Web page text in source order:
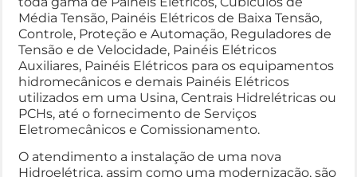
Média Tensão, Painéis Elétricos de Baixa Tensão,
Controle, Proteção e Automação, Reguladores de
Tensão e de Velocidade, Painéis Elétricos
Auxiliares, Painéis Elétricos para os equipamentos
hidromecânicos e demais Painéis Elétricos
utilizados em uma Usina, Centrais Hidrelétricas ou
PCHs, até o fornecimento de Serviços
Eletromecânicos e Comissionamento.
O atendimento a instalação de uma nova
Hidroelétrica, assim como uma modernização, são